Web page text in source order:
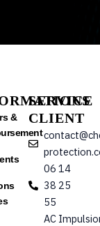
&
SERVICE
CLIENT
06 14
38 25
55
AC